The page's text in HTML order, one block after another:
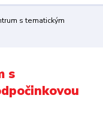
s tematickým
s